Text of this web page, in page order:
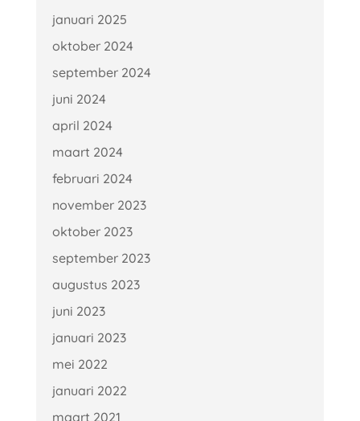
januari 2025
oktober 2024
september 2024
juni 2024
april 2024
maart 2024
februari 2024
november 2023
oktober 2023
september 2023
augustus 2023
juni 2023
januari 2023
mei 2022
januari 2022
maart 2021